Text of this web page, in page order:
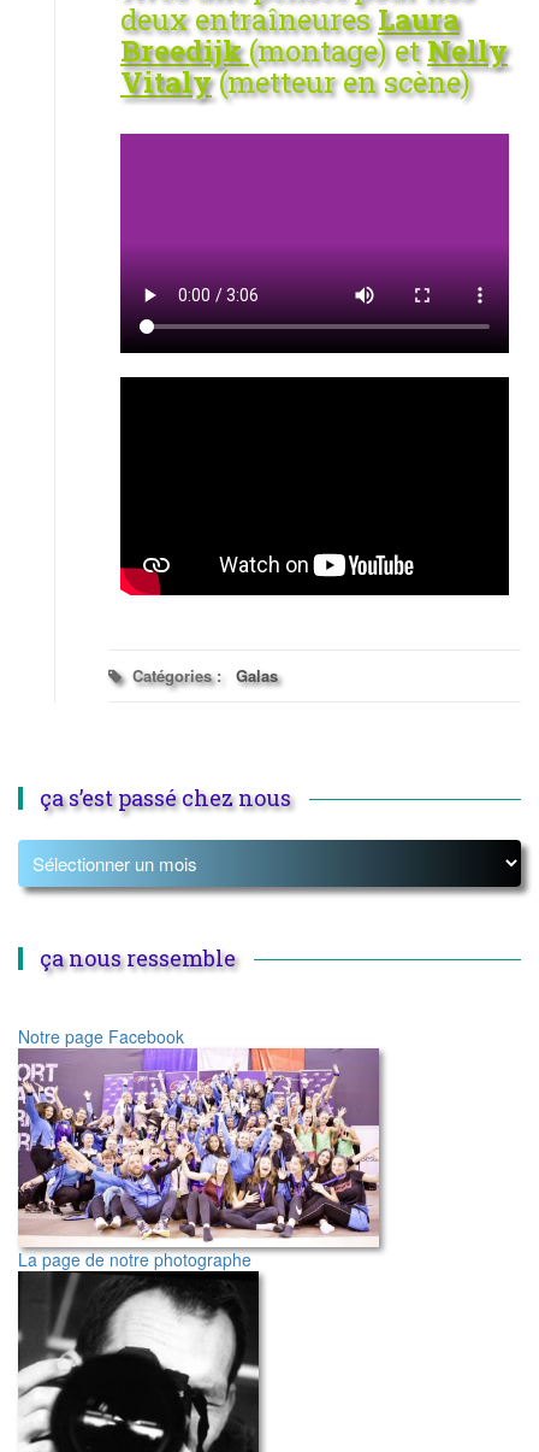
deux entraîneuresLaura
Breedijk (montage) etNelly
Vitaly(metteur en scène)
Catégories : Galas
ça s’est passé chez nous
ça nous ressemble
Notre page Facebook
La page de notre photographe